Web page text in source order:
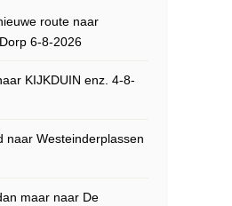
route naar
6-8-2026
KIJKDUIN enz. 4-8-
naar Westeinderplassen
maar naar De